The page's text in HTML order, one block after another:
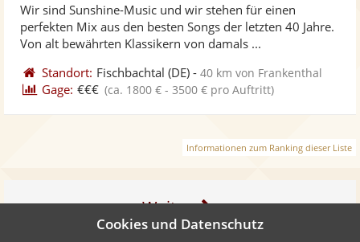
5
Wir sind Sunshine-Music und wir stehen für einen
perfekten Mix aus den besten Songs der letzten 40 Jahre.
Von alt bewährten Klassikern von damals ...
Standort: Fischbachtal (DE) -40 km von Frankenthal
Gage: €€€ (ca. 1800 € - 3500 € pro Auftritt)
Informationen zum Ranking dieser Liste
Weiter
Cookies und Datenschutz